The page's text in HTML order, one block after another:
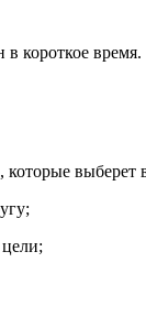
короткое время.
выберет